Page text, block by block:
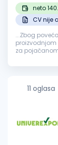
neto
CV nije
...Zbog
za
11 oglasa